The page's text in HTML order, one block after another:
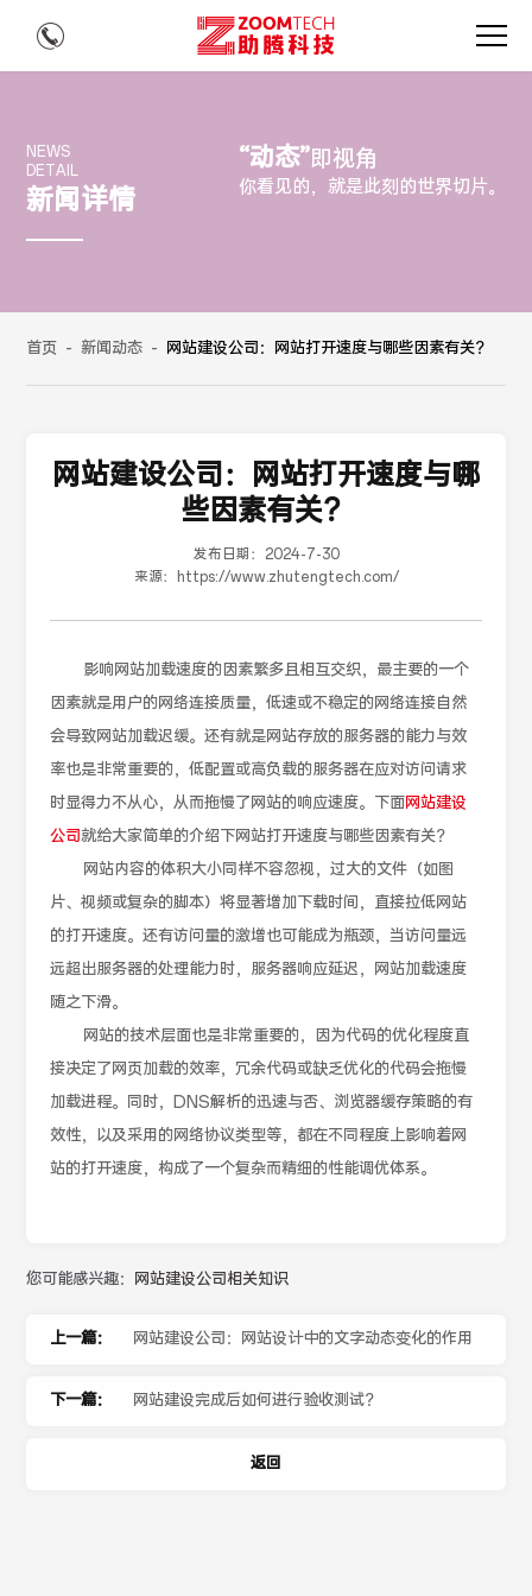
NEWS
DETAIL
新闻详情
“动态”即视角
你看见的，就是此刻的世界切片。
首页 - 新闻动态 - 网站建设公司：网站打开速度与哪些因素有关？
网站建设公司：网站打开速度与哪
些因素有关？
发布日期：
2024-7-30
来源：
https://www.zhutengtech.com/
影响网站加载速度的因素繁多且相互交织，最主要的一个
因素就是用户的网络连接质量，低速或不稳定的网络连接自然
会导致网站加载迟缓。还有就是网站存放的服务器的能力与效
率也是非常重要的，低配置或高负载的服务器在应对访问请求
时显得力不从心，从而拖慢了网站的响应速度。下面网站建设
公司就给大家简单的介绍下网站打开速度与哪些因素有关？
网站内容的体积大小同样不容忽视，过大的文件（如图
片、视频或复杂的脚本）将显著增加下载时间，直接拉低网站
的打开速度。还有访问量的激增也可能成为瓶颈，当访问量远
远超出服务器的处理能力时，服务器响应延迟，网站加载速度
随之下滑。
网站的技术层面也是非常重要的，因为代码的优化程度直
接决定了网页加载的效率，冗余代码或缺乏优化的代码会拖慢
加载进程。同时，DNS解析的迅速与否、浏览器缓存策略的有
效性，以及采用的网络协议类型等，都在不同程度上影响着网
站的打开速度，构成了一个复杂而精细的性能调优体系。
您可能感兴趣： 网站建设公司相关知识
上一篇： 网站建设公司：网站设计中的文字动态变化的作用
下一篇： 网站建设完成后如何进行验收测试？
返回